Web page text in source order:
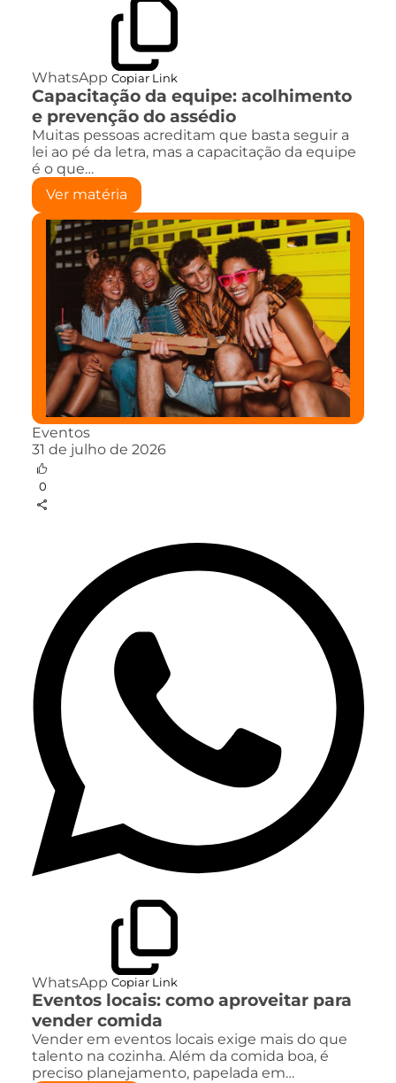
WhatsApp Copiar Link
Capacitação da equipe: acolhimento
e prevenção do assédio
Muitas pessoas acreditam que basta seguir a
lei ao pé da letra, mas a capacitação da equipe
é o que…
Ver matéria
Eventos
31 de julho de 2026
0
WhatsApp Copiar Link
Eventos locais: como aproveitar para
vender comida
Vender em eventos locais exige mais do que
talento na cozinha. Além da comida boa, é
preciso planejamento, papelada em…